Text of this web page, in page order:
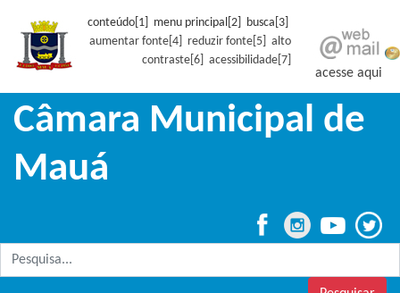
conteúdo[1] menu principal[2] busca[3]
aumentar fonte[4]
reduzir fonte[5]
alto
contraste[6]
acessibilidade[7]
acesse aqui
Câmara Municipal de
Mauá